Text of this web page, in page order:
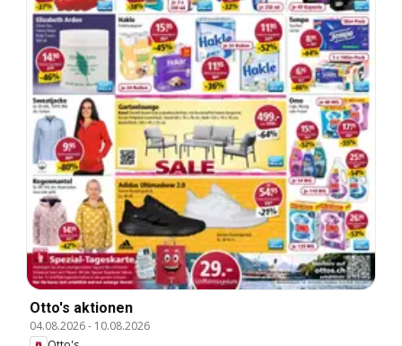
Otto's aktionen
04.08.2026- 10.08.2026